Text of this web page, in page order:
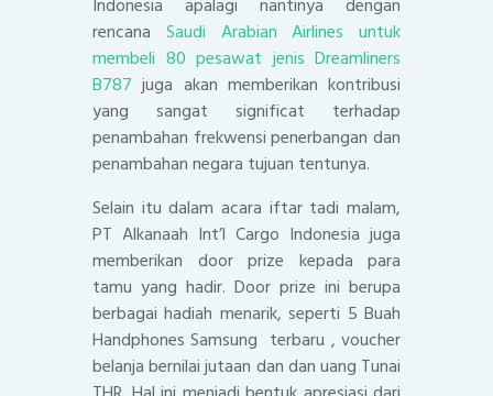
Indonesia apalagi nantinya dengan
rencana Saudi Arabian Airlines untuk
membeli 80 pesawat jenis Dreamliners
B787 juga akan memberikan kontribusi
yang sangat significat terhadap
penambahan frekwensi penerbangan dan
penambahan negara tujuan tentunya.
Selain itu dalam acara iftar tadi malam,
PT Alkanaah Int’l Cargo Indonesia juga
memberikan door prize kepada para
tamu yang hadir. Door prize ini berupa
berbagai hadiah menarik, seperti 5 Buah
Handphones Samsung terbaru , voucher
belanja bernilai jutaan dan dan uang Tunai